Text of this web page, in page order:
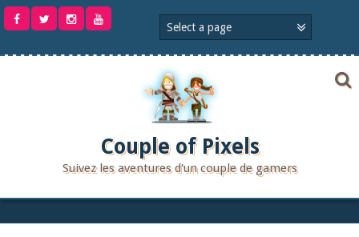
Aller
Couple of Pixels
Suivez les aventures d'un couple de gamers